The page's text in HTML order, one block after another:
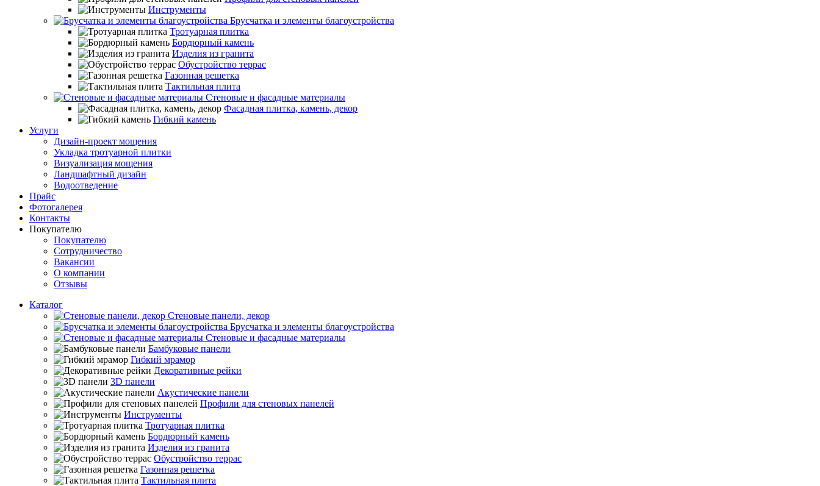
Инструменты
Брусчатка и элементы благоустройства
Тротуарная плитка
Бордюрный камень
Изделия из гранита
Обустройство террас
Газонная решетка
Тактильная плита
Стеновые и фасадные материалы
Фасадная плитка, камень, декор
Гибкий камень
Услуги
Дизайн-проект мощения
Укладка тротуарной плитки
Визуализация мощения
Ландшафтный дизайн
Водоотведение
Прайс
Фотогалерея
Контакты
Покупателю
Покупателю
Сотрудничество
Вакансии
О компании
Отзывы
Каталог
Стеновые панели, декор
Брусчатка и элементы благоустройства
Стеновые и фасадные материалы
Бамбуковые панели
Гибкий мрамор
Декоративные рейки
3D панели
Акустические панели
Профили для стеновых панелей
Инструменты
Тротуарная плитка
Бордюрный камень
Изделия из гранита
Обустройство террас
Газонная решетка
Тактильная плита